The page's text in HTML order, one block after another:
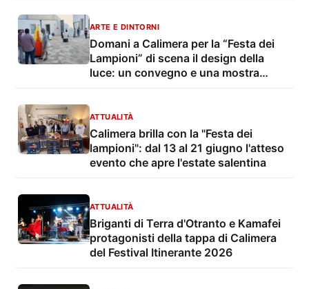
ARTE E DINTORNI
Domani a Calimera per la “Festa dei
Lampioni” di scena il design della
luce: un convegno e una mostra
ATTUALITÀ
Calimera brilla con la "Festa dei
lampioni": dal 13 al 21 giugno l'atteso
evento che apre l'estate salentina
ATTUALITÀ
Briganti di Terra d'Otranto e Kamafei
protagonisti della tappa di Calimera
del Festival Itinerante 2026